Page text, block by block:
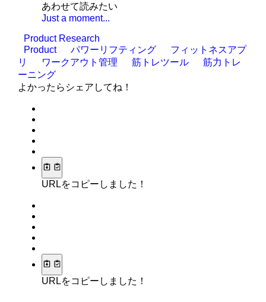
あわせて読みたい
Just a moment...
Product Research
Product
パワーリフティング
フィットネスアプ
リ
ワークアウト管理 筋トレツール
筋力トレ
ーニング
よかったらシェアしてね！
URLをコピーしました！
URLをコピーしました！